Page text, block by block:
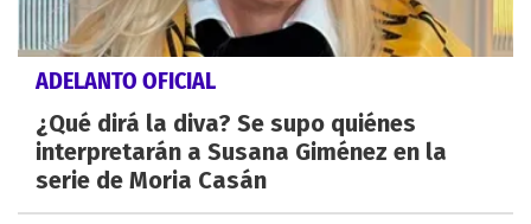
ADELANTO OFICIAL
¿Qué dirá la diva? Se supo quiénes
interpretarán a Susana Giménez en la
serie de Moria Casán